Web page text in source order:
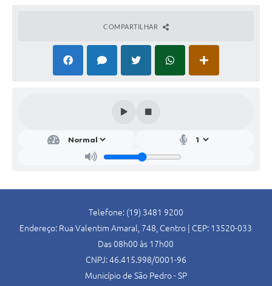
COMPARTILHAR
Telefone: (19) 3481 9200
Endereço: Rua Valentim Amaral, 748, Centro | CEP: 13520-033
Das 08h00 às 17h00
CNPJ: 46.415.998/0001-96
Município de São Pedro - SP